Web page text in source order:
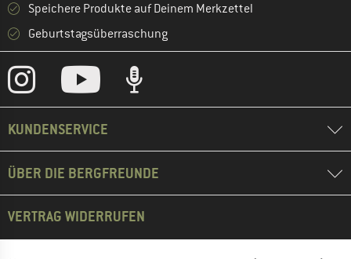
Speichere Produkte auf Deinem Merkzettel
Geburtstagsüberraschung
KUNDENSERVICE
ÜBER DIE BERGFREUNDE
VERTRAG WIDERRUFEN